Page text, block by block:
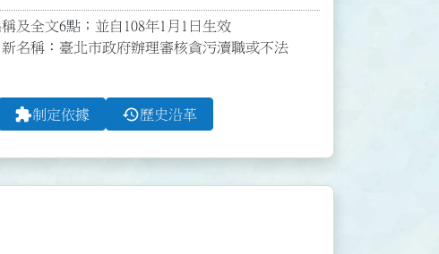
及全文6點；並自108年1月1日生效
名稱：臺北市政府辦理審核貪污瀆職或不法
extension制定依據 history歷史沿革